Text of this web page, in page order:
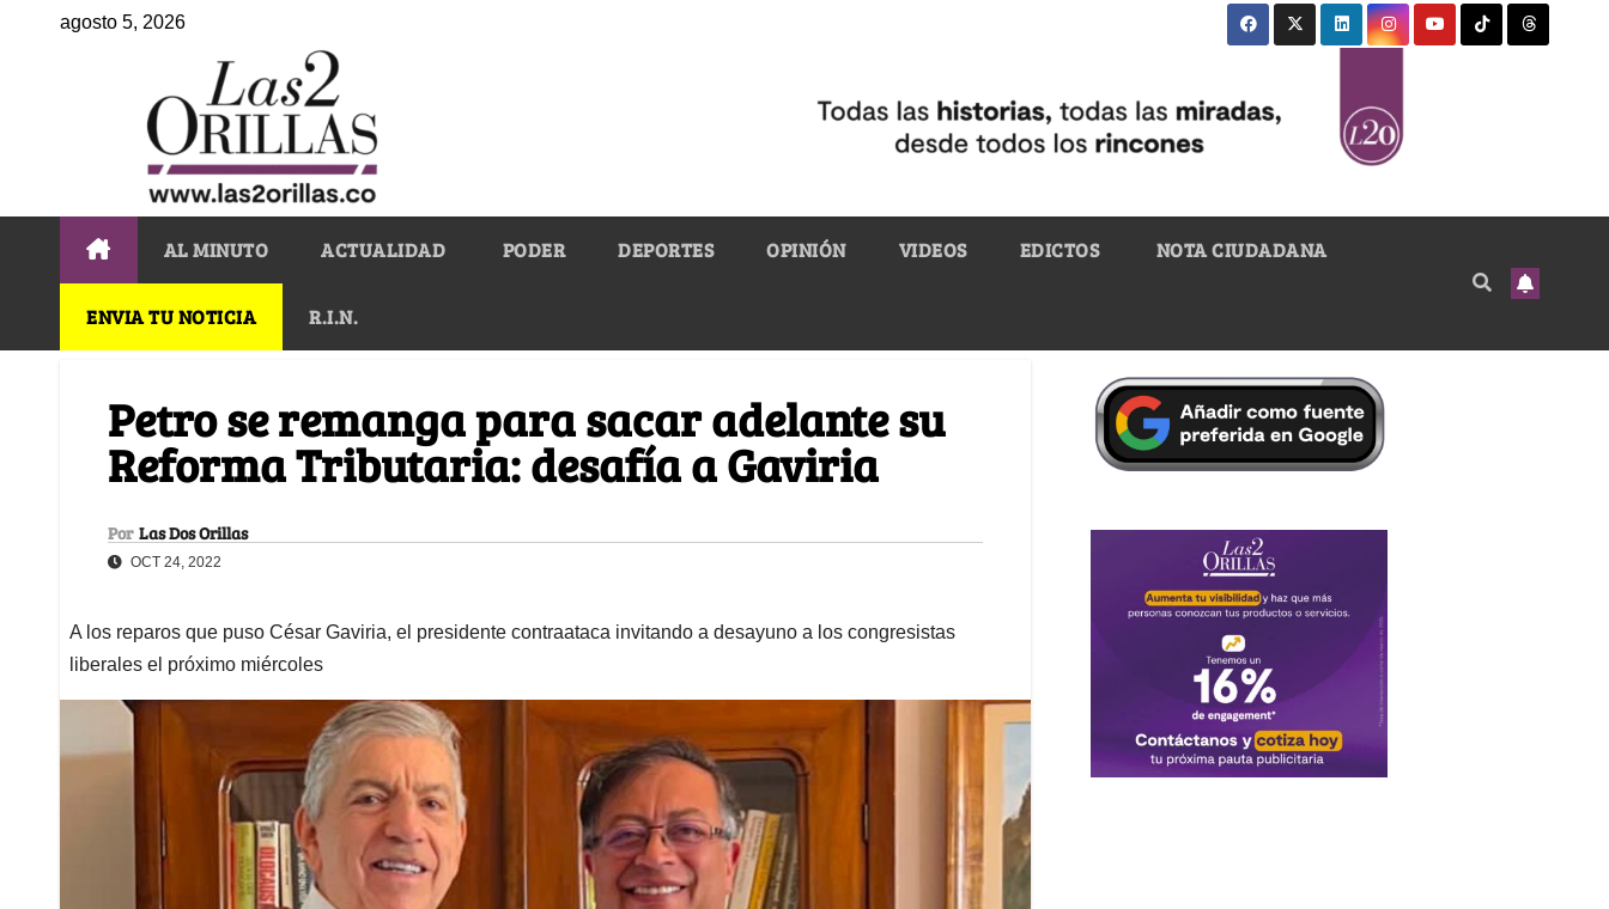
agosto 5, 2026
AL MINUTO ACTUALIDAD PODER DEPORTES OPINIÓN VIDEOS EDICTOS NOTA CIUDADANA
ENVIA TU NOTICIA R.I.N.
Petro se remanga para sacar adelante su
Reforma Tributaria: desafía a Gaviria
Por Las Dos Orillas
OCT 24, 2022
A los reparos que puso César Gaviria, el presidente contraataca invitando a desayuno a los congresistas
liberales el próximo miércoles